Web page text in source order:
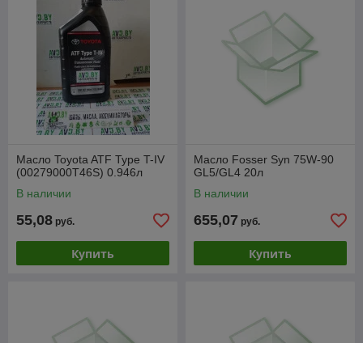
Масло Toyota ATF Type T-IV
(00279000T46S) 0.946л
В наличии
55,08 руб.
Купить
Масло Fosser Syn 75W-90
GL5/GL4 20л
В наличии
655,07 руб.
Купить